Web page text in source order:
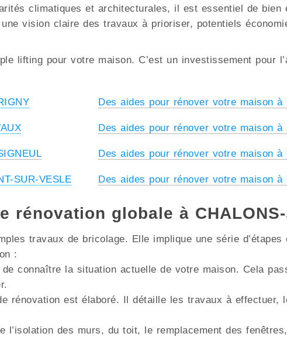
climatiques et architecturales, il est essentiel de bien
vision claire des travaux à prioriser, potentiels
lifting pour votre maison. C’est un investissement pour
Des aides pour rénover votre maison à
Des aides pour rénover votre maison à
Des aides pour rénover votre maison à
SUR-VESLE Des aides pour rénover votre maison à
rénovation globale à CHALONS-
travaux de bricolage. Elle implique une série
:
connaître la situation actuelle de votre maison. Cela
rénovation est élaboré. Il détaille les travaux à effectuer,
l’isolation des murs, du toit, le remplacement des